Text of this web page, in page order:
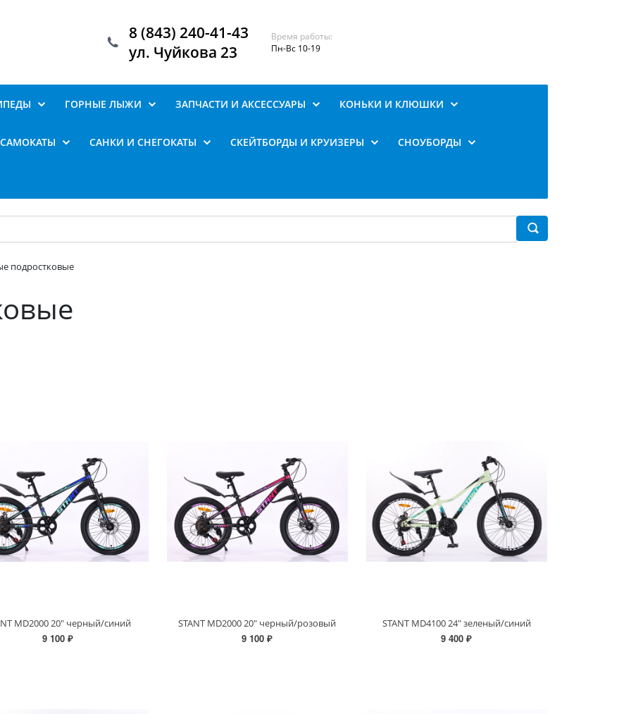
8 (843) 240-41-43
ул. Чуйкова 23
Время работы:
Пн-Вс 10-19
ГОРНЫЕ ЛЫЖИ ЗАПЧАСТИ И АКСЕССУАРЫ КОНЬКИ И КЛЮШКИ
САМОКАТЫ САНКИ И СНЕГОКАТЫ СКЕЙТБОРДЫ И КРУИЗЕРЫ СНОУБОРДЫ
подростковые
MD2000 20" черный/синий
9 100 ₽
STANT MD2000 20" черный/розовый
9 100 ₽
STANT MD4100 24" зеленый/синий
9 400 ₽